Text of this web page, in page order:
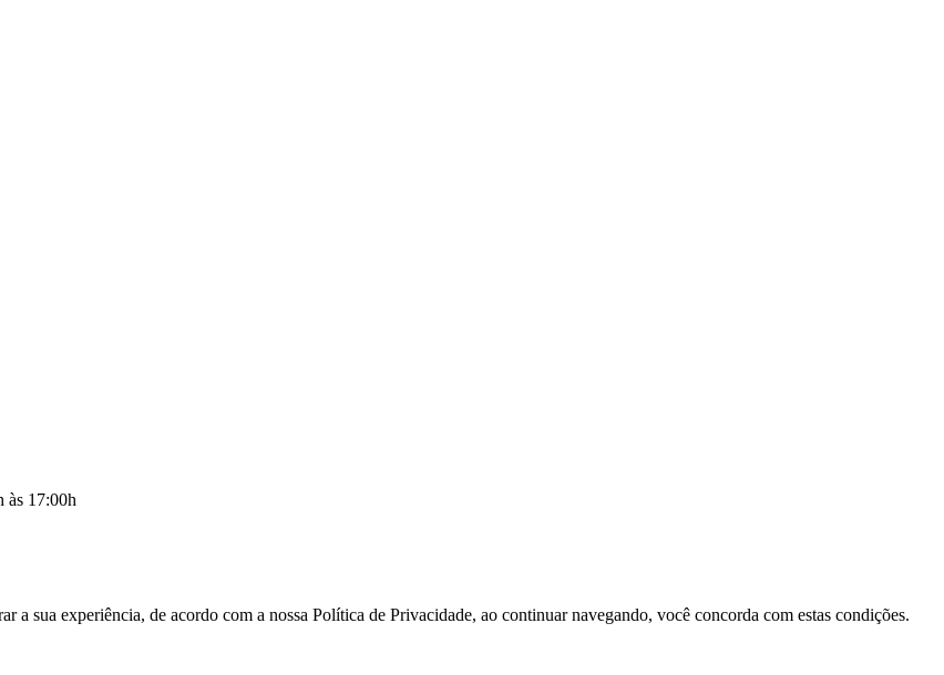
às 17:00h
sua experiência, de acordo com a nossa Política de Privacidade, ao continuar navegando, você concorda com estas condições.